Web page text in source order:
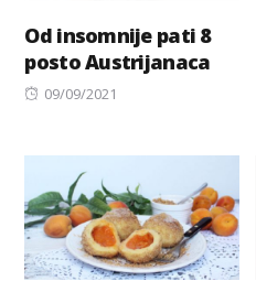
Od insomnije pati 8
posto Austrijanaca
Posted
09/09/2021